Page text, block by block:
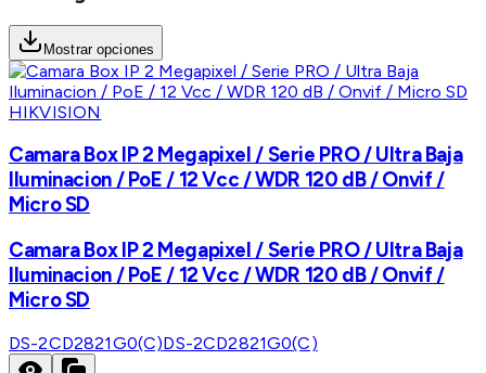
Mostrar opciones
HIKVISION
Camara Box IP 2 Megapixel / Serie PRO / Ultra Baja
Iluminacion / PoE / 12 Vcc / WDR 120 dB / Onvif /
Micro SD
Camara Box IP 2 Megapixel / Serie PRO / Ultra Baja
Iluminacion / PoE / 12 Vcc / WDR 120 dB / Onvif /
Micro SD
DS-2CD2821G0(C)DS-2CD2821G0(C)